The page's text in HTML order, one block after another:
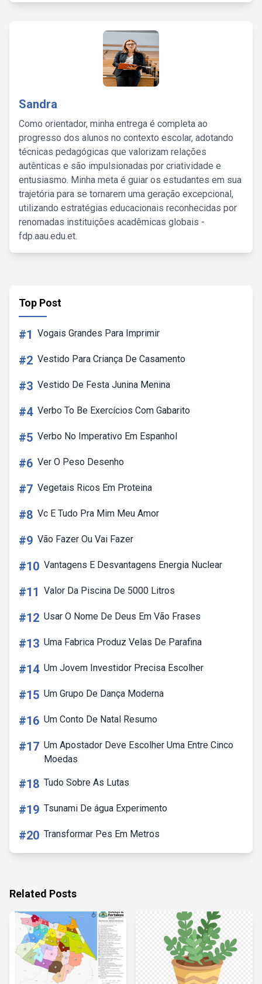
Sandra
Como orientador, minha entrega é completa ao
progresso dos alunos no contexto escolar, adotando
técnicas pedagógicas que valorizam relações
autênticas e são impulsionadas por criatividade e
entusiasmo. Minha meta é guiar os estudantes em sua
trajetória para se tornarem uma geração excepcional,
utilizando estratégias educacionais reconhecidas por
renomadas instituições acadêmicas globais -
fdp.aau.edu.et.
Top Post
#1 Vogais Grandes Para Imprimir
#2 Vestido Para Criança De Casamento
#3 Vestido De Festa Junina Menina
#4 Verbo To Be Exercícios Com Gabarito
#5 Verbo No Imperativo Em Espanhol
#6 Ver O Peso Desenho
#7 Vegetais Ricos Em Proteina
#8 Vc E Tudo Pra Mim Meu Amor
#9 Vão Fazer Ou Vai Fazer
#10 Vantagens E Desvantagens Energia Nuclear
#11 Valor Da Piscina De 5000 Litros
#12 Usar O Nome De Deus Em Vão Frases
#13 Uma Fabrica Produz Velas De Parafina
#14 Um Jovem Investidor Precisa Escolher
#15 Um Grupo De Dança Moderna
#16 Um Conto De Natal Resumo
#17 Um Apostador Deve Escolher Uma Entre Cinco
Moedas
#18 Tudo Sobre As Lutas
#19 Tsunami De água Experimento
#20 Transformar Pes Em Metros
Related Posts